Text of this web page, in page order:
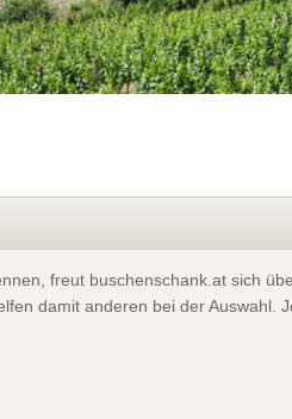
freut buschenschank.at sich
damit anderen bei der Auswahl.